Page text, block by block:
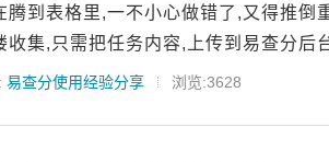
腾到表格里,一不小心做错了,又得推
收集,只需把任务内容,上传到易查分后
易查分使用经验分享 浏览:3628